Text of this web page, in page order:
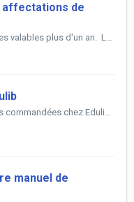
de
Vous avez commandé des licences valables plus d'un an. La fin de l'année scolaire approche et vous souhaitez organiser l'équipement numérique ...
Toutes les ressources numériques commandées chez Edulib sont accessibles depuis le GAR ainsi que depuis les plateformes ENT ci-dessous : Pronote Ecole...
manuel de